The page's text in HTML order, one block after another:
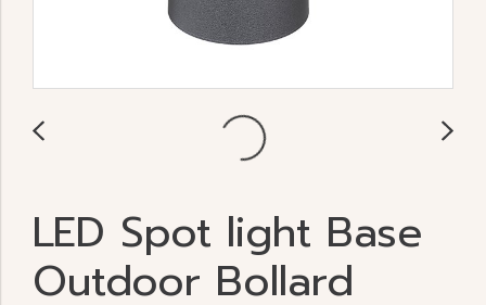
LED Spot light Base
Outdoor Bollard